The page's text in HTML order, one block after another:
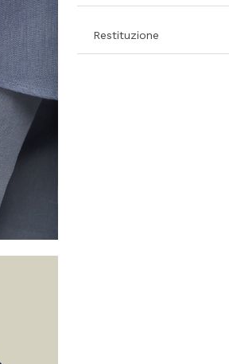
Restituzione